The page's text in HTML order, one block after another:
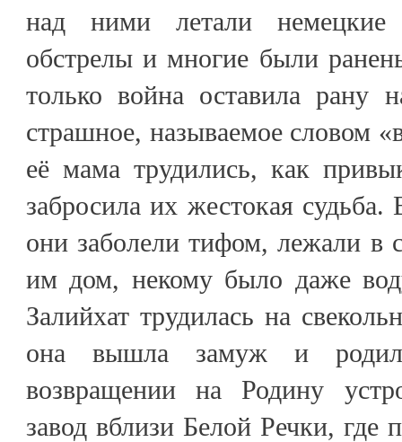
над ними летали
обстрелы и многие были
только война оставила рану
страшное, называемое словом
её мама трудились, как
забросила их жестокая
они заболели тифом, лежали в
им дом, некому было даже
Залийхат трудилась на
она вышла замуж и
возвращении на Родину
завод вблизи Белой Речки, где